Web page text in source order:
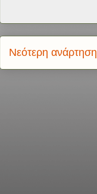
Νεότερη ανάρτηση